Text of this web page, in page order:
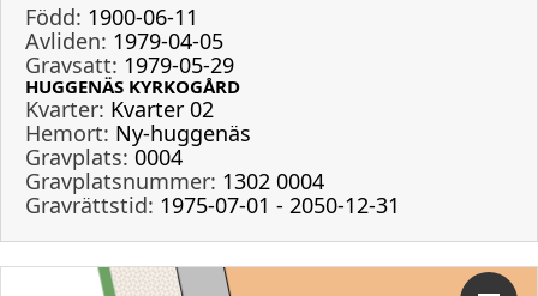
Född: 1900-06-11
Avliden: 1979-04-05
Gravsatt: 1979-05-29
HUGGENÄS KYRKOGÅRD
Kvarter: Kvarter 02
Hemort: Ny-huggenäs
Gravplats: 0004
Gravplatsnummer: 1302 0004
Gravrättstid: 1975-07-01 - 2050-12-31